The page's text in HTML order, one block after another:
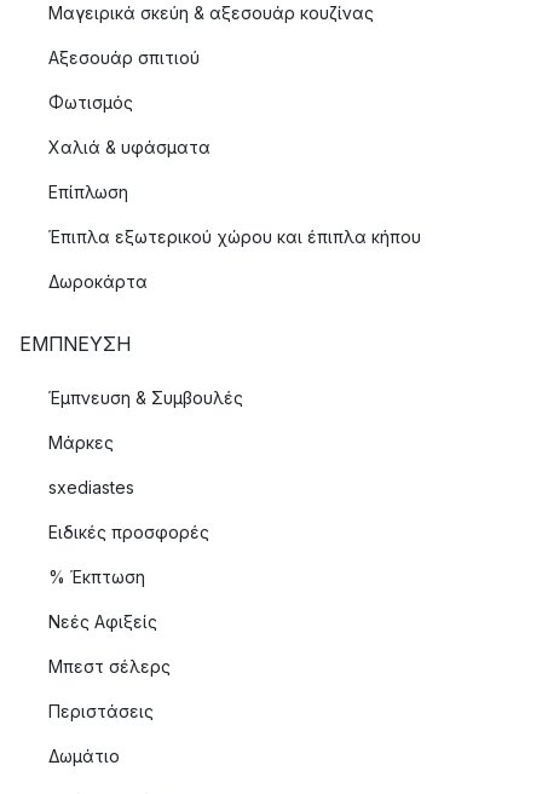
Μαγειρικά σκεύη & αξεσουάρ κουζίνας
Αξεσουάρ σπιτιού
Φωτισμός
Χαλιά & υφάσματα
Επίπλωση
Έπιπλα εξωτερικού χώρου και έπιπλα κήπου
Δωροκάρτα
ΈΜΠΝΕΥΣΗ
Έμπνευση & Συμβουλές
Μάρκες
sxediastes
Ειδικές προσφορές
% Έκπτωση
Νεές Αφιξείς
Μπεστ σέλερς
Περιστάσεις
Δωμάτιο